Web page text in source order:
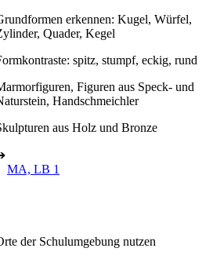
erkennen: Kugel, Würfel,
Quader, Kegel
spitz, stumpf, eckig, rund
Figuren aus Speck- und
Handschmeichler
aus Holz und Bronze
MA, LB 1
der Schulumgebung nutzen